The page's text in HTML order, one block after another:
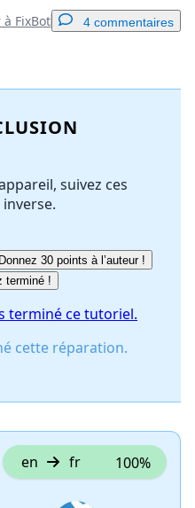
FixBot 4 commentaires
Publier un commentaire
suivez ces
30 points à l’auteur !
terminé !
terminé ce tutoriel.
cette réparation.
en fr 100%